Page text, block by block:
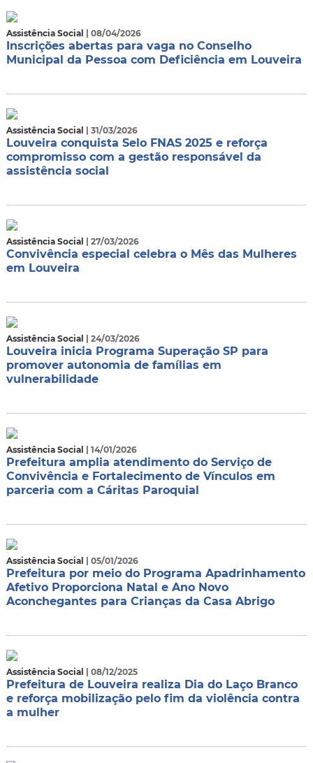
Assistência Social | 08/04/2026
Inscrições abertas para vaga no Conselho
Municipal da Pessoa com Deficiência em Louveira
Assistência Social | 31/03/2026
Louveira conquista Selo FNAS 2025 e reforça
compromisso com a gestão responsável da
assistência social
Assistência Social | 27/03/2026
Convivência especial celebra o Mês das Mulheres
em Louveira
Assistência Social | 24/03/2026
Louveira inicia Programa Superação SP para
promover autonomia de famílias em
vulnerabilidade
Assistência Social | 14/01/2026
Prefeitura amplia atendimento do Serviço de
Convivência e Fortalecimento de Vínculos em
parceria com a Cáritas Paroquial
Assistência Social | 05/01/2026
Prefeitura por meio do Programa Apadrinhamento
Afetivo Proporciona Natal e Ano Novo
Aconchegantes para Crianças da Casa Abrigo
Assistência Social | 08/12/2025
Prefeitura de Louveira realiza Dia do Laço Branco
e reforça mobilização pelo fim da violência contra
a mulher